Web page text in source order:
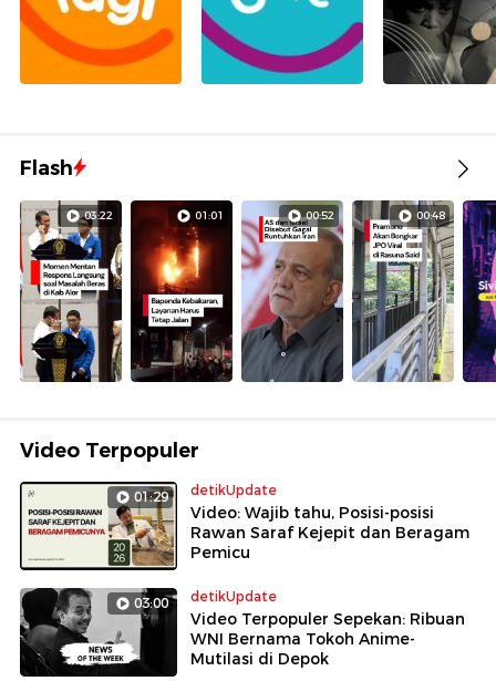
Flash
03:22 01:01 00:52 00:48
Video Terpopuler
01:29 detikUpdate
Video: Wajib tahu, Posisi-posisi
Rawan Saraf Kejepit dan Beragam
Pemicu
03:00 detikUpdate
Video Terpopuler Sepekan: Ribuan
WNI Bernama Tokoh Anime-
Mutilasi di Depok